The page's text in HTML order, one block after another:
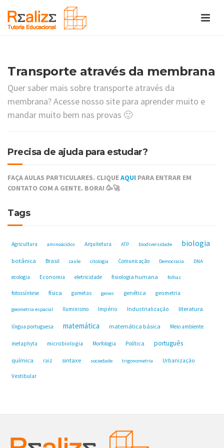
Transporte através da membrana
Quer saber mais sobre transporte através da
membrana? Acesse nosso site para aprender muito e
mandar muito bem nas provas 🙂
Precisa de ajuda para estudar?
FAÇA AULAS PARTICULARES. CLIQUEAQUI PARA ENTRAR EM
CONTATO COM A GENTE. BORA! 🥳🚀
Tags
Agricultura aminoácidos Arquitetura ATP biodiversidade biologia
botânica Brasil caule citologia Comunicação Democracia DNA
ecologia Economia eletricidade fisiologia humana folhas
fotossíntese física gametas genes genética geometria
geometria espacial Iluminismo Império Industrialização literatura
língua portuguesa matemática matemática básica Meio ambiente
metaphyta microbiologia Morfologia Política português
química raiz sintaxe sociedade trigonometria Urbanização
Vestibular